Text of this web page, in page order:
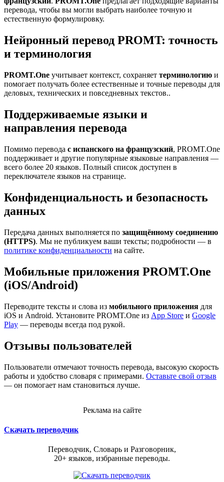
перевода, чтобы вы могли выбрать наиболее точную и
естественную формулировку.
Нейронный перевод PROMT: точность
и терминология
PROMT.One учитывает контекст, сохраняет терминологию и
помогает получать более естественные и точные переводы для
деловых, технических и повседневных текстов..
Поддерживаемые языки и
направления перевода
Помимо перевода с испанского на французский, PROMT.One
поддерживает и другие популярные языковые направления —
всего более 20 языков. Полный список доступен в
переключателе языков на странице.
Конфиденциальность и безопасность
данных
Передача данных выполняется по защищённому соединению
(HTTPS). Мы не публикуем ваши тексты; подробности — в
политике конфиденциальности на сайте.
Мобильные приложения PROMT.One
(iOS/Android)
Переводите тексты и слова из мобильного приложения для
iOS и Android. Установите PROMT.One из App Store и Google
Play — переводы всегда под рукой.
Отзывы пользователей
Пользователи отмечают точность перевода, высокую скорость
работы и удобство словаря с примерами. Оставьте свой отзыв
— он помогает нам становиться лучше.
Реклама на сайте
Скачать переводчик
Переводчик, Словарь и Разговорник,
20+ языков, избранные переводы.